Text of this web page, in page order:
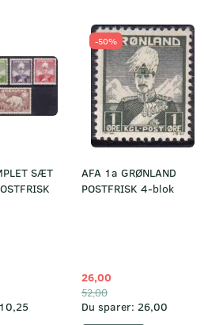
SÆT
-50%
AFA 1a GRØNLAND
POSTFRISK 4-blok
26,00
52,00
Du sparer: 26,00